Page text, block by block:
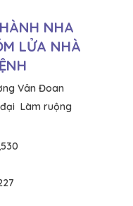
NHA
LỬA NHÀ
Vân Đoan
Làm ruộng